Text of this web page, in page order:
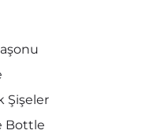
Şişeler
Bottle